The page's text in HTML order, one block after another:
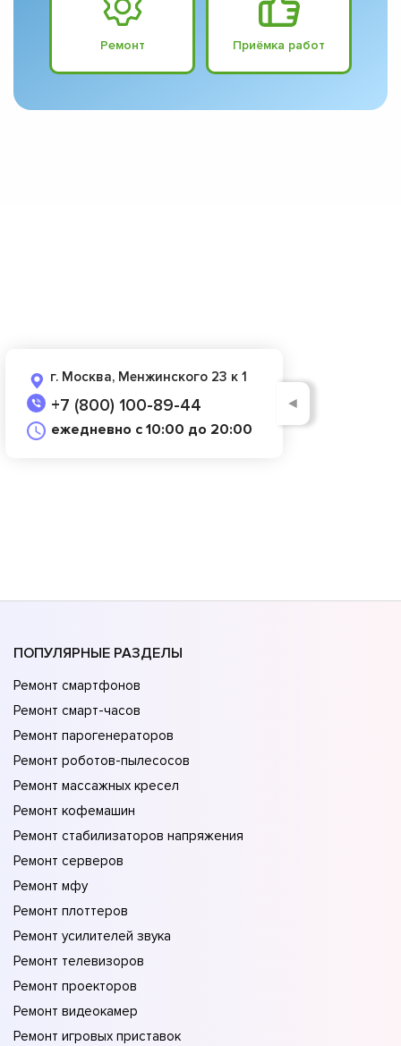
Ремонт Приёмка работ
г. Москва, Менжинского 23 к 1
+7 (800) 100-89-44
ежедневно с 10:00 до 20:00
◄
ПОПУЛЯРНЫЕ РАЗДЕЛЫ
Ремонт смартфонов
Ремонт смарт-часов
Ремонт парогенераторов
Ремонт роботов-пылесосов
Ремонт массажных кресел
Ремонт кофемашин
Ремонт стабилизаторов напряжения
Ремонт серверов
Ремонт мфу
Ремонт плоттеров
Ремонт усилителей звука
Ремонт телевизоров
Ремонт проекторов
Ремонт видеокамер
Ремонт игровых приставок